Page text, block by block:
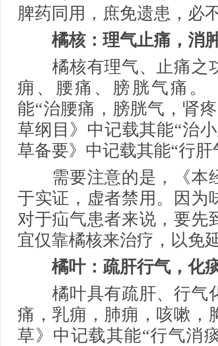
脾药同用，庶免遗患，必
橘核：理气止痛，消
橘核有理气、止痛之
痈、腰痛、膀胱气痛。
能“治腰痛，膀胱气，肾
草纲目》中记载其能“治
草备要》中记载其能“行
需要注意的是，《本
于实证，虚者禁用。因为
对于疝气患者来说，要先
宜仅靠橘核来治疗，以免
橘叶：疏肝行气，化
橘叶具有疏肝、行气
痛，乳痈，肺痈，咳嗽，
草》中记载其能“行气消